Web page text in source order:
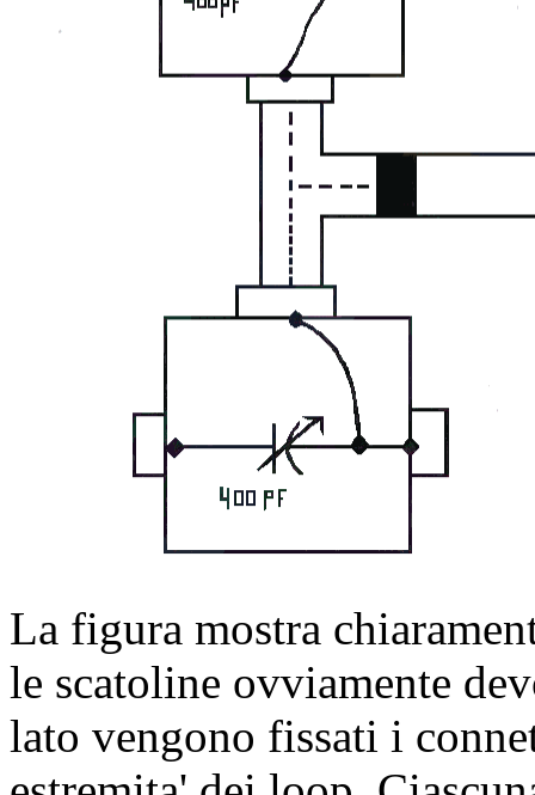
La figura mostra
le scatoline ovviamente
lato vengono fissati i